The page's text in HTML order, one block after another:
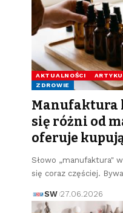
AKTUALNOŚCI
ZDROWIE
Manufaktura
się różni od
oferuje
Słowo „manufaktura"
się coraz częściej.
SW 27.06.2026